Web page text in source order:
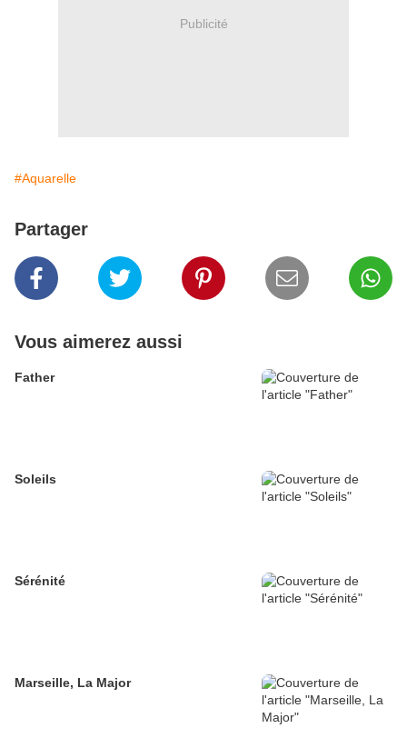
Publicité
#Aquarelle
Partager
Vous aimerez aussi
Father
Soleils
Sérénité
Marseille, La Major